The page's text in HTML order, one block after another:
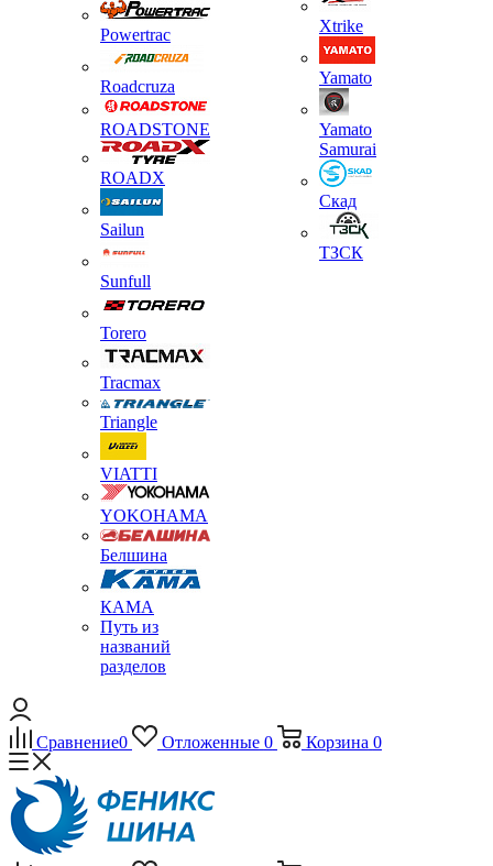
Powertrac
Roadcruza
ROADSTONE
ROADX
Sailun
Sunfull
Torero
Tracmax
Triangle
VIATTI
YOKOHAMA
Белшина
КАМА
Путь из
названий
разделов
Xtrike
Yamato
Yamato
Samurai
Скад
ТЗСК
Сравнение0 Отложенные 0 Корзина 0